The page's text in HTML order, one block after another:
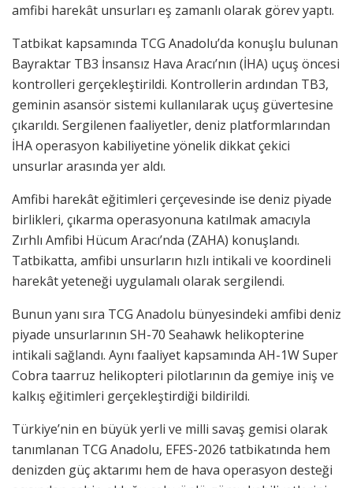
amfibi harekât unsurları eş zamanlı olarak görev yaptı.
Tatbikat kapsamında TCG Anadolu’da konuşlu bulunan
Bayraktar TB3 İnsansız Hava Aracı’nın (İHA) uçuş öncesi
kontrolleri gerçekleştirildi. Kontrollerin ardından TB3,
geminin asansör sistemi kullanılarak uçuş güvertesine
çıkarıldı. Sergilenen faaliyetler, deniz platformlarından
İHA operasyon kabiliyetine yönelik dikkat çekici
unsurlar arasında yer aldı.
Amfibi harekât eğitimleri çerçevesinde ise deniz piyade
birlikleri, çıkarma operasyonuna katılmak amacıyla
Zırhlı Amfibi Hücum Aracı’nda (ZAHA) konuşlandı.
Tatbikatta, amfibi unsurların hızlı intikali ve koordineli
harekât yeteneği uygulamalı olarak sergilendi.
Bunun yanı sıra TCG Anadolu bünyesindeki amfibi deniz
piyade unsurlarının SH-70 Seahawk helikopterine
intikali sağlandı. Aynı faaliyet kapsamında AH-1W Super
Cobra taarruz helikopteri pilotlarının da gemiye iniş ve
kalkış eğitimleri gerçekleştirdiği bildirildi.
Türkiye’nin en büyük yerli ve milli savaş gemisi olarak
tanımlanan TCG Anadolu, EFES-2026 tatbikatında hem
denizden güç aktarımı hem de hava operasyon desteği